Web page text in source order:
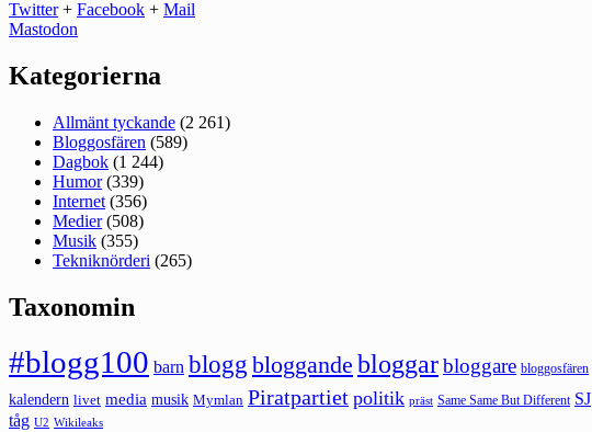
Twitter+ Facebook + Mail
Mastodon
Kategorierna
Allmänt tyckande (2 261)
Bloggosfären (589)
Dagbok (1 244)
Humor(339)
Internet (356)
Medier(508)
Musik (355)
Tekniknörderi (265)
Taxonomin
#blogg100 barn blogg bloggande bloggarbloggare bloggosfären
kalendern livet media musik Mymlan Piratpartiet politik präst Same Same But Different SJ
tåg U2 Wikileaks